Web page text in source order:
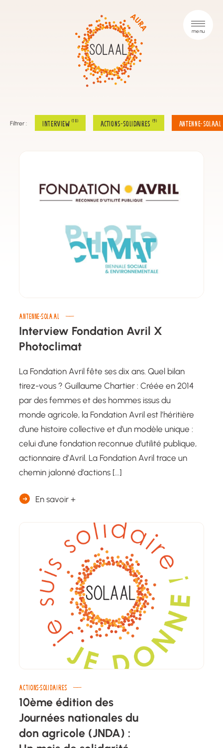
Filtrer : INTERVIEW (10) actions-solidaires (9) antenne-solaal
ANTENNE-SOLAAL
Interview Fondation Avril X
Photoclimat
La Fondation Avril fête ses dix ans. Quel bilan
tirez-vous ? Guillaume Chartier : Créée en 2014
par des femmes et des hommes issus du
monde agricole, la Fondation Avril est l’héritière
d’une histoire collective et d’un modèle unique :
celui d’une fondation reconnue d’utilité publique,
actionnaire d’Avril. La Fondation Avril trace un
chemin jalonné d’actions […]
En savoir +
ACTIONS-SOLIDAIRES
10ème édition des
Journées nationales du
don agricole (JNDA) :